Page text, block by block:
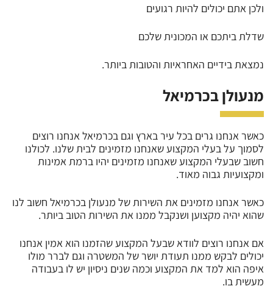
ולכן אתם יכולים להיות רגועים
שדלת ביתכם או המכונית שלכם
נמצאת בידיים האחראיות והטובות ביותר.
מנעולן בכרמיאל
כאשר אנחנו גרים בכל עיר בארץ וגם בכרמיאל אנחנו רוצים
לסמוך על בעלי המקצוע שאנחנו מזמינים לבית שלנו. לכולנו
חשוב שבעלי המקצוע שאנחנו מזמינים יהיו ברמת אמינות
ומקצועיות גבוה מאוד.
כאשר אנחנו מזמינים את השירות של מנעולן בכרמיאל חשוב לנו
שהוא יהיה מקצוען ושנקבל ממנו את השירות הטוב ביותר.
אם אנחנו רוצים לוודא שבעל המקצוע שהזמנו הוא אמין אנחנו
יכולים לבקש ממנו תעודת יושר של המשטרה וגם לברר מולו
איפה הוא למד את המקצוע וכמה שנים ניסיון יש לו בעבודה
מעשית בו.